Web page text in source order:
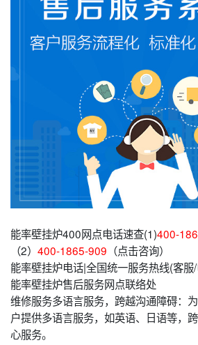
能率壁挂炉400网点电话速查(1)400-
（2） 400-1865-909 （点击咨询）
能率壁挂炉电话|全国统一服务热线(客服
能率壁挂炉售后服务网点联络处
维修服务多语言服务，跨越沟通障碍：
户提供多语言服务，如英语、日语等，
心服务。